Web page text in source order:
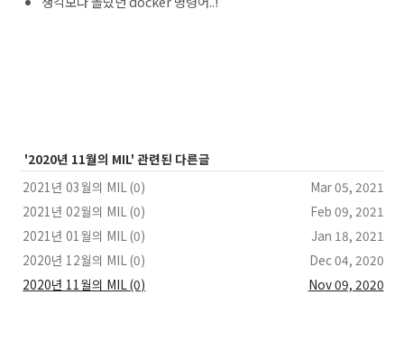
'2020년 11월의 MIL' 관련된 다른글
2021년 03월의 MIL (0)
Mar 05, 2021
2021년 02월의 MIL (0)
Feb 09, 2021
2021년 01월의 MIL (0)
Jan 18, 2021
2020년 12월의 MIL (0)
Dec 04, 2020
2020년 11월의 MIL (0)
Nov 09, 2020